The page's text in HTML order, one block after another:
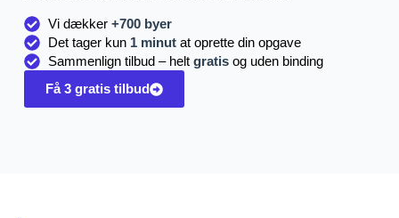
Vi dækker+700 byer
Det tager kun 1 minut at oprette din opgave
Sammenlign tilbud – heltgratis og uden binding
Få 3 gratis tilbud